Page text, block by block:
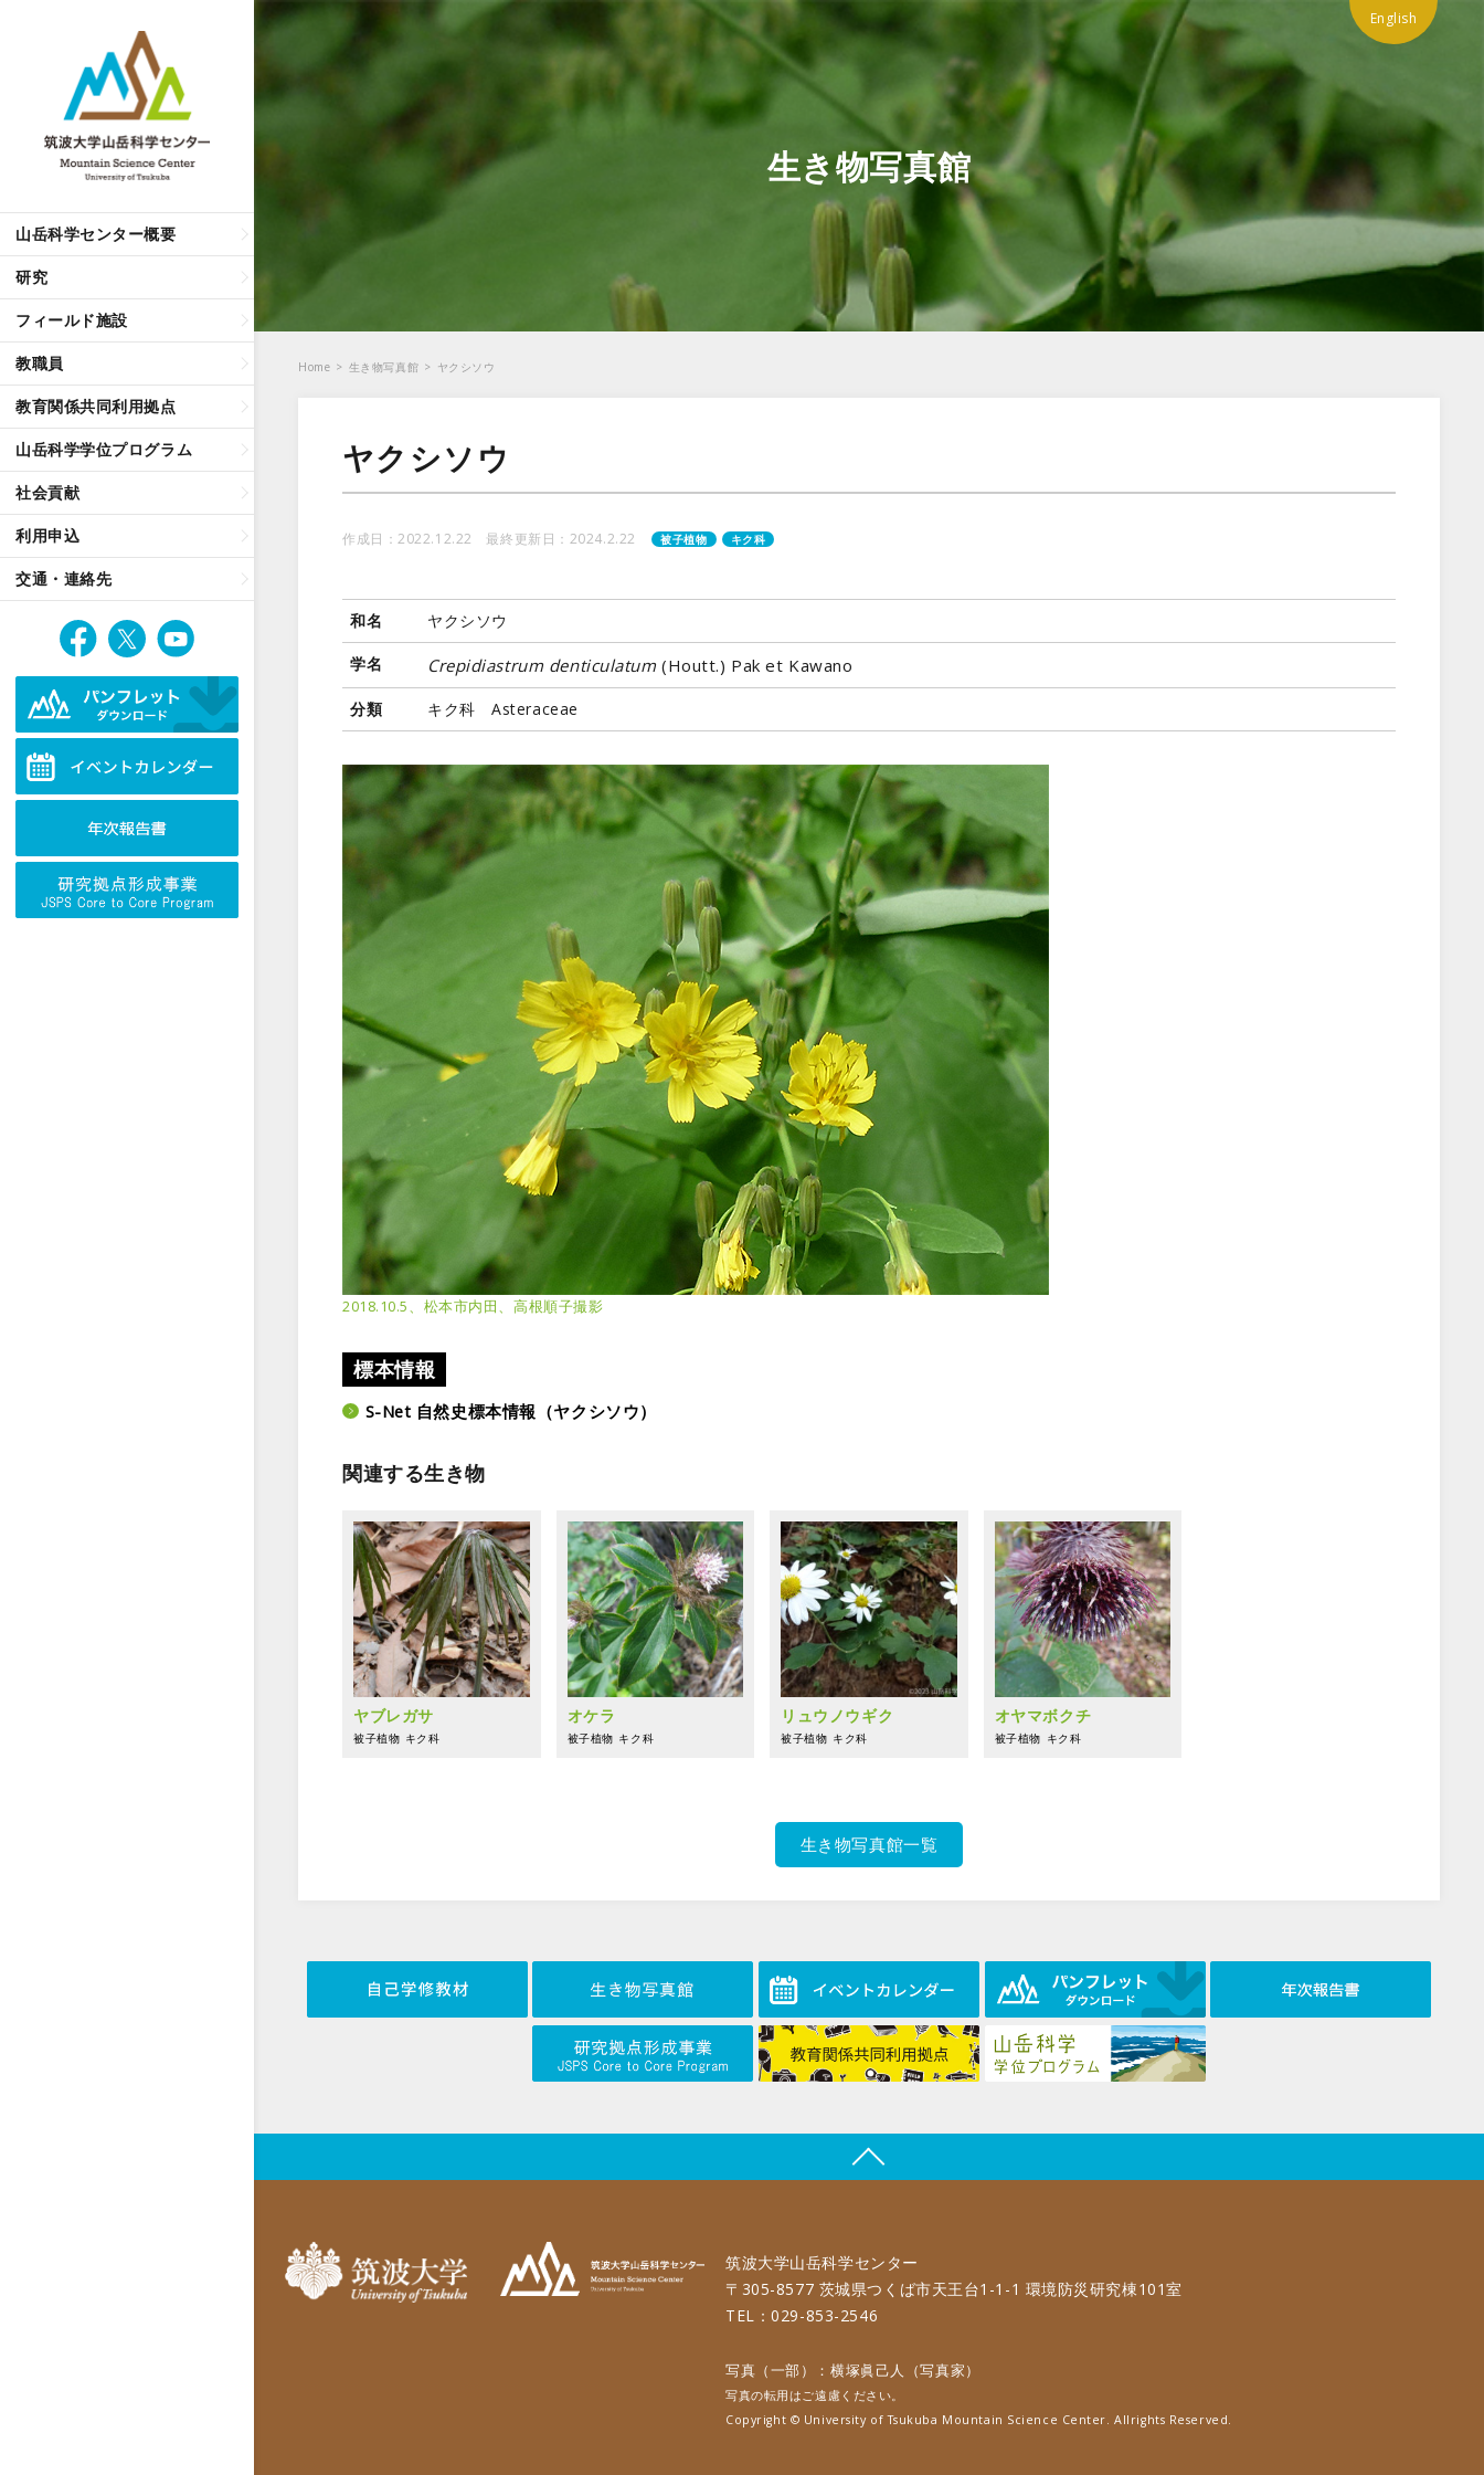
山岳科学センター概要
研究
フィールド施設
教職員
教育関係共同利用拠点
山岳科学学位プログラム
社会貢献
利用申込
交通・連絡先
English
生き物写真館
Home > 生き物写真館 > ヤクシソウ
ヤクシソウ
作成日：2022.12.22 最終更新日：2024.2.22 被子植物 キク科
和名 ヤクシソウ
学名 Crepidiastrum denticulatum(Houtt.) Pak et Kawano
分類 キク科 Asteraceae
2018.10.5、松本市内田、高根順子撮影
標本情報
S-Net 自然史標本情報（ヤクシソウ）
関連する生き物
ヤブレガサ
被子植物 キク科
オケラ
被子植物 キク科
リュウノウギク
被子植物 キク科
オヤマボクチ
被子植物 キク科
生き物写真館一覧
筑波大学山岳科学センター
〒305-8577 茨城県つくば市天王台1-1-1 環境防災研究棟101室
TEL：029-853-2546
写真（一部）：横塚眞己人（写真家）
写真の転用はご遠慮ください。
Copyright © University of Tsukuba Mountain Science Center. Allrights Reserved.